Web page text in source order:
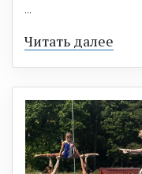
...
Читать далее